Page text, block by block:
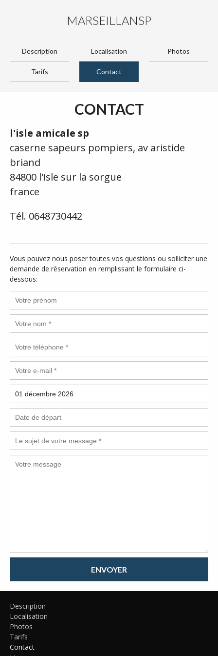
MARSEILLANSP
Description Localisation Photos
Tarifs Contact
CONTACT
l'isle amicale sp
caserne sapeurs pompiers, av aristide
briand
84800 l'isle sur la sorgue
france
Tél. 0648730442
Vous pouvez nous poser toutes vos questions ou solliciter une
demande de réservation en remplissant le formulaire ci-
dessous:
ENVOYER
Description
Localisation
Photos
Tarifs
Contact